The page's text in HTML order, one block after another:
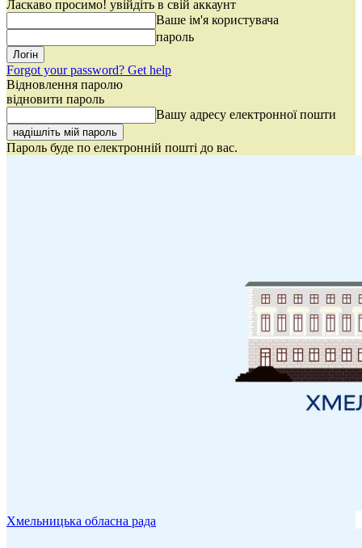
Ласкаво просимо! увійдіть в свій аккаунт
Ваше ім'я користувача
пароль
Forgot your password? Get help
Відновлення паролю
відновити пароль
Вашу адресу електронної пошти
Пароль буде по електронній пошті до вас.
Хмельницька обласна рада